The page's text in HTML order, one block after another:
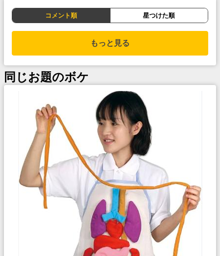
コメント順 星つけた順
もっと見る
同じお題のボケ